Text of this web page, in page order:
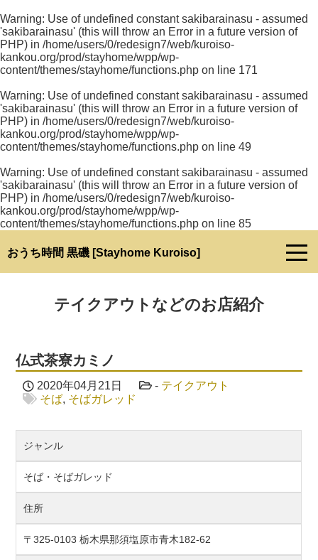
Warning: Use of undefined constant sakibarainasu - assumed
'sakibarainasu' (this will throw an Error in a future version of
PHP) in /home/users/0/redesign7/web/kuroiso-
kankou.org/prod/stayhome/wpp/wp-
content/themes/stayhome/functions.php on line 171
Warning: Use of undefined constant sakibarainasu - assumed
'sakibarainasu' (this will throw an Error in a future version of
PHP) in /home/users/0/redesign7/web/kuroiso-
kankou.org/prod/stayhome/wpp/wp-
content/themes/stayhome/functions.php on line 49
Warning: Use of undefined constant sakibarainasu - assumed
'sakibarainasu' (this will throw an Error in a future version of
PHP) in /home/users/0/redesign7/web/kuroiso-
kankou.org/prod/stayhome/wpp/wp-
content/themes/stayhome/functions.php on line 85
おうち時間 黒磯 [Stayhome Kuroiso]
テイクアウトなどのお店紹介
仏式茶寮カミノ
2020年04月21日 - テイクアウト
そば, そばガレッド
ジャンル
そば・そばガレッド
住所
〒325-0103 栃木県那須塩原市青木182-62